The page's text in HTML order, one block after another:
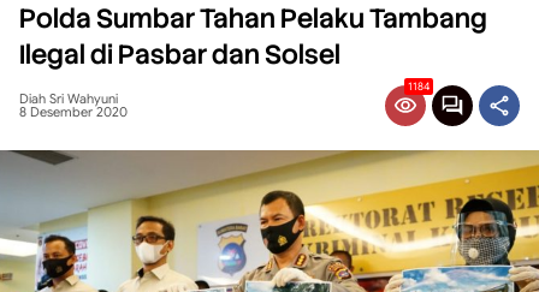
Polda Sumbar Tahan Pelaku Tambang
Ilegal di Pasbar dan Solsel
Diah Sri Wahyuni
8 Desember 2020
1184